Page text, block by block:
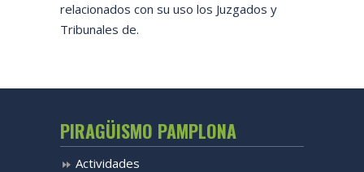
relacionados con su uso los Juzgados y
Tribunales de.
PIRAGÜISMO PAMPLONA
Actividades